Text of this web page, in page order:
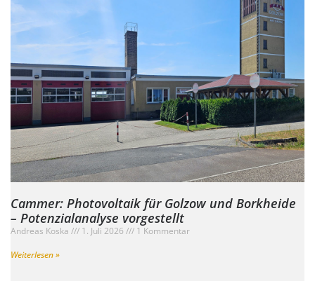
Cammer: Photovoltaik für Golzow und Borkheide
– Potenzialanalyse vorgestellt
Andreas Koska 1. Juli 2026
1 Kommentar
Weiterlesen »